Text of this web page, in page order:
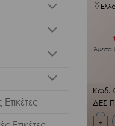
+
Κωδ.
ΔΕΣ
Άμεσα